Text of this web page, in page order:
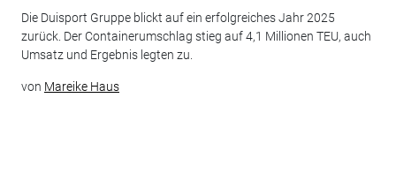
Die Duisport Gruppe blickt auf ein erfolgreiches Jahr 2025
zurück. Der Containerumschlag stieg auf 4,1 Millionen TEU, auch
Umsatz und Ergebnis legten zu.
von Mareike Haus